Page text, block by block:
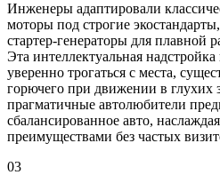
Инженеры адаптировали
моторы под строгие
стартер-генераторы для плавной
Эта интеллектуальная
уверенно трогаться с места,
горючего при движении в глухих
прагматичные автолюбители
сбалансированное авто,
преимуществами без частых
03